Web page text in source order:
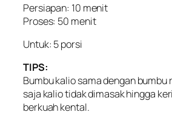
Persiapan: 10 menit
Proses: 50 menit
Untuk: 5 porsi
TIPS:
Bumbu kalio sama dengan bumbu
saja kalio tidak dimasak hingga
berkuah kental.